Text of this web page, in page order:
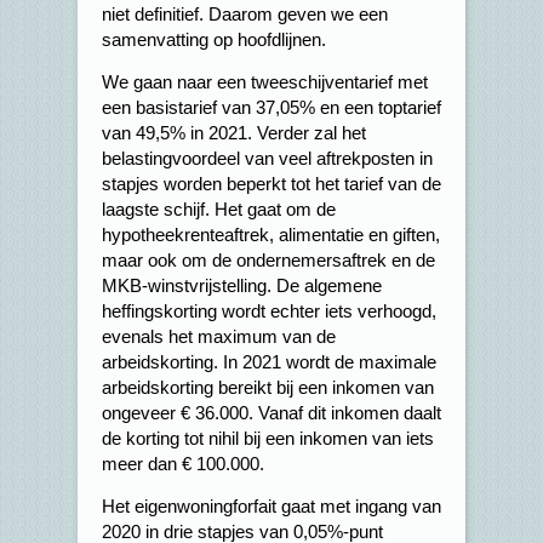
niet definitief. Daarom geven we een
samenvatting op hoofdlijnen.
We gaan naar een tweeschijventarief met
een basistarief van 37,05% en een toptarief
van 49,5% in 2021. Verder zal het
belastingvoordeel van veel aftrekposten in
stapjes worden beperkt tot het tarief van de
laagste schijf. Het gaat om de
hypotheekrenteaftrek, alimentatie en giften,
maar ook om de ondernemersaftrek en de
MKB-winstvrijstelling. De algemene
heffingskorting wordt echter iets verhoogd,
evenals het maximum van de
arbeidskorting. In 2021 wordt de maximale
arbeidskorting bereikt bij een inkomen van
ongeveer € 36.000. Vanaf dit inkomen daalt
de korting tot nihil bij een inkomen van iets
meer dan € 100.000.
Het eigenwoningforfait gaat met ingang van
2020 in drie stapjes van 0,05%-punt